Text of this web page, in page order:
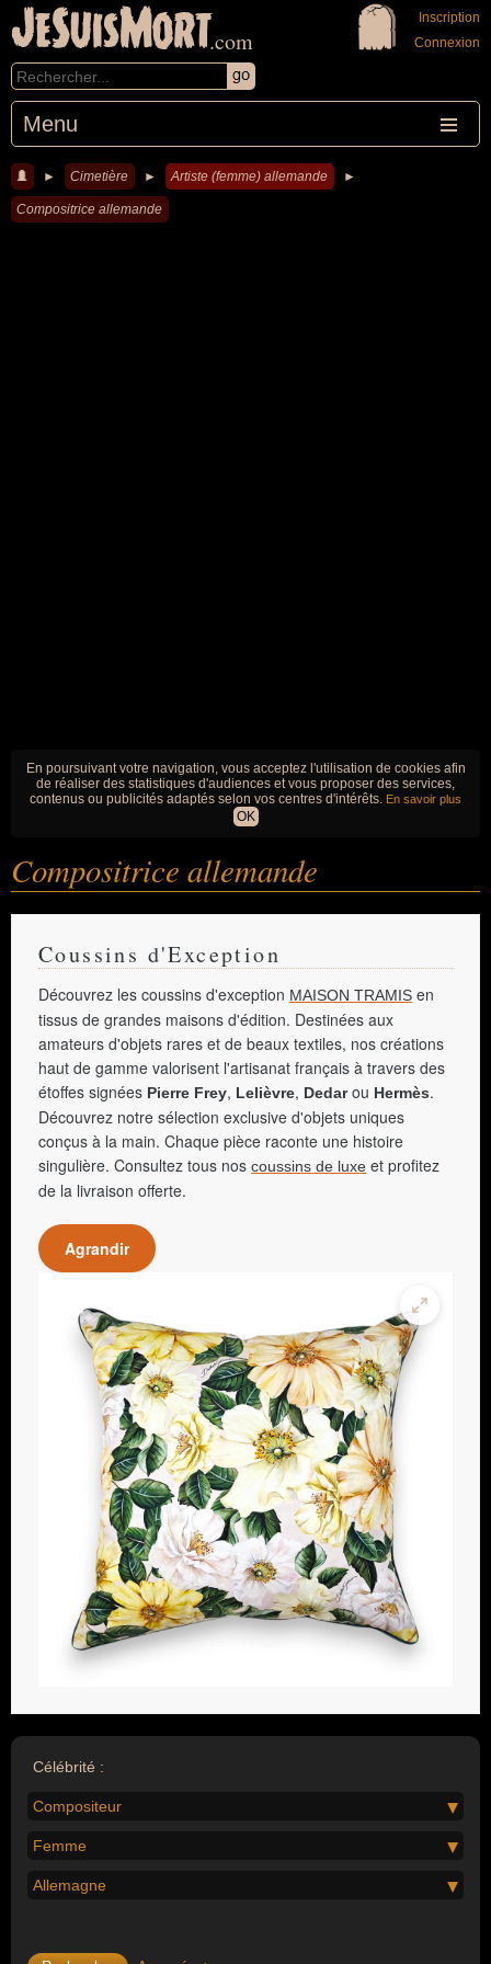
JeSuisMort.com
Menu
Inscription
Connexion
► Cimetière ► Artiste (femme) allemande ►
Compositrice allemande
En poursuivant votre navigation, vous acceptez l'utilisation de cookies afin
de réaliser des statistiques d'audiences et vous proposer des services,
contenus ou publicités adaptés selon vos centres d'intérêts. En savoir plus
OK
Compositrice allemande
Coussins d'Exception
Découvrez les coussins d'exception MAISON TRAMIS en
tissus de grandes maisons d'édition. Destinées aux
amateurs d'objets rares et de beaux textiles, nos créations
haut de gamme valorisent l'artisanat français à travers des
étoffes signées Pierre Frey, Lelièvre, Dedarou Hermès.
Découvrez notre sélection exclusive d'objets uniques
conçus à la main. Chaque pièce raconte une histoire
singulière. Consultez tous nos coussins de luxe et profitez
de la livraison offerte.
Agrandir
Célébrité :
Compositeur
Femme
Allemagne